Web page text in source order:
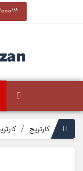
کارتریج